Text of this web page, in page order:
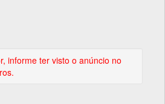
informe ter visto o anúncio no